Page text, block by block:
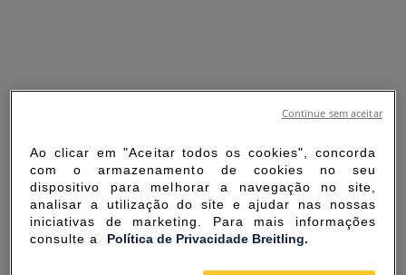
Ao clicar em "Aceitar todos os cookies", concorda
com o armazenamento de cookies no seu
dispositivo para melhorar a navegação no site,
analisar a utilização do site e ajudar nas nossas
iniciativas de marketing. Para mais informações
consulte a
Política de Privacidade Breitling.
Continue sem aceitar